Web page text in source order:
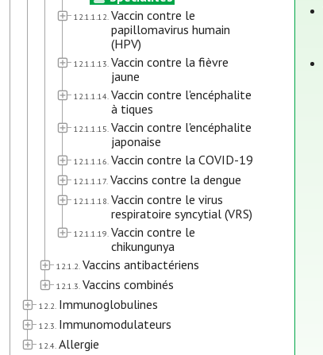
12.1.1.12. Vaccin contre le
papillomavirus humain
(HPV)
12.1.1.13. Vaccin contre la fièvre
jaune
12.1.1.14. Vaccin contre l'encéphalite
à tiques
12.1.1.15. Vaccin contre l'encéphalite
japonaise
12.1.1.16. Vaccin contre la COVID-19
12.1.1.17. Vaccins contre la dengue
12.1.1.18. Vaccin contre le virus
respiratoire syncytial (VRS)
12.1.1.19. Vaccin contre le
chikungunya
12.1.2. Vaccins antibactériens
12.1.3. Vaccins combinés
12.2. Immunoglobulines
12.3. Immunomodulateurs
12.4. Allergie